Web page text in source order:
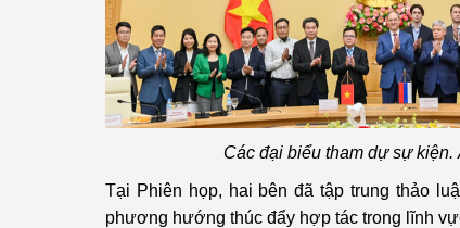
Các đại biểu tham dự sự kiện.
Tại Phiên họp, hai bên đã tập trung thảo
phương hướng thúc đẩy hợp tác trong lĩnh